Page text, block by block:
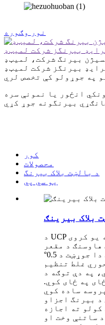
نور وګوره
بیرنگ شرکت، لمیټډ
بیرنگز شرکت لمیټډ
انځور یا نمونې سره
کور
محصولات
د بالښت بلاک بیرنگ
یو سي پي
د UCP بیرنگ بهرنۍ حلقه یو کروی
د مقعر
سطحې سره یوځای کیږي. دا جوړښت د 0.5°
د محوري غلط تنظیم
په دې توګه د
په ځای کوي.
ساده کوي
د بیرنگ اجزاو
کولو ته اجازه
ساتنې وخت او